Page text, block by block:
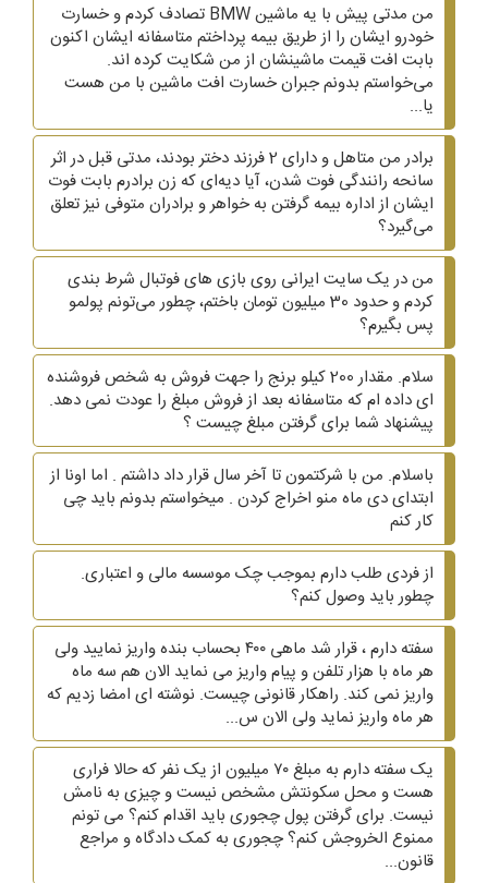
من مدتی پیش با یه ماشین BMW تصادف کردم و خسارت
خودرو ایشان را از طریق بیمه پرداختم متاسفانه ایشان اکنون
بابت افت قیمت ماشینشان از من شکایت کرده اند.
می‌خواستم بدونم جبران خسارت افت ماشین با من هست
یا...
برادر من متاهل و دارای 2 فرزند دختر بودند، مدتی قبل در اثر
سانحه رانندگی فوت شدن، آیا دیه‌ای که زن برادرم بابت فوت
ایشان از اداره بیمه گرفتن به خواهر و برادران متوفی نیز تعلق
می‌گیرد؟
من در یک سایت ایرانی روی بازی های فوتبال شرط بندی
کردم و حدود 30 میلیون تومان باختم، چطور می‌تونم پولمو
پس بگیرم؟
سلام. مقدار 200 کیلو برنج را جهت فروش به شخص فروشنده
ای داده ام که متاسفانه بعد از فروش مبلغ را عودت نمی دهد.
پیشنهاد شما برای گرفتن مبلغ چیست ؟
باسلام. من با شرکتمون تا آخر سال قرار داد داشتم . اما اونا از
ابتدای دی ماه منو اخراج کردن . میخواستم بدونم باید چی
کار کنم
از فردی طلب دارم بموجب چک موسسه مالی و اعتباری.
چطور باید وصول کنم؟
سفته دارم ، قرار شد ماهی ۴۰۰ بحساب بنده واریز نمایید ولی
هر ماه با هزار تلفن و پیام واریز می نماید الان هم سه ماه
واریز نمی کند. راهکار قانونی چیست. نوشته ای امضا زدیم که
هر ماه واریز نماید ولی الان س...
یک سفته دارم به مبلغ ۷۰ میلیون از یک نفر که حالا فراری
هست و محل سکونتش مشخص نیست و چیزی به نامش
نیست. برای گرفتن پول چجوری باید اقدام کنم؟ می تونم
ممنوع الخروجش کنم؟ چجوری به کمک دادگاه و مراجع
قانون...